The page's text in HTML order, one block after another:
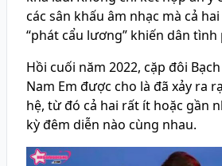
các sân khấu âm nhạc mà cả
“phát cẩu lương” khiến dân tình
Hồi cuối năm 2022, cặp đôi
Nam Em được cho là đã xảy ra
hệ, từ đó cả hai rất ít hoặc gần
kỳ đêm diễn nào cùng nhau.